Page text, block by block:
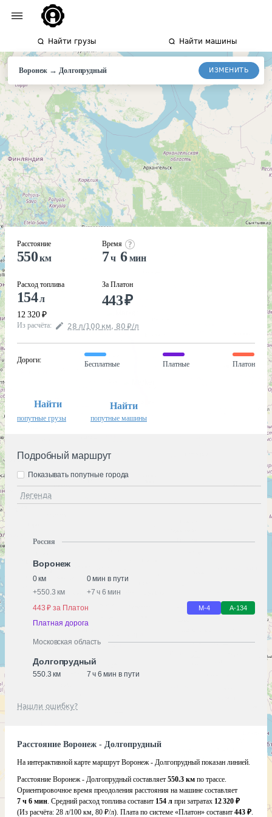
Найти грузы Найти машины
Воронеж →Долгопрудный ИЗМЕНИТЬ
Расстояние
550км
Расход топлива
154л
12 320 ₽
Время
7ч 6мин
За Платон
443₽
Из расчёта: 28 л/100 км, 80 ₽/л
Дороги:
Бесплатные Платные Платон
Найти
попутные грузы
Найти
попутные машины
Подробный маршрут
Легенда
Показывать попутные города
Россия
Воронеж
0 км
0 мин в пути
+550.3 км +7 ч 6 мин
443 ₽ за Платон
М-4 А-134
Платная дорога
Московская область
Долгопрудный
550.3 км 7 ч 6 мин в пути
Нашли ошибку?
Расстояние Воронеж - Долгопрудный
На интерактивной карте маршрут Воронеж - Долгопрудный показан линией.
Расстояние Воронеж - Долгопрудный составляет 550.3 км по трассе.
Ориентировочное время преодоления расстояния на машине составляет
7 ч 6 мин. Средний расход топлива составит 154 л при затратах 12 320 ₽
(Из расчёта: 28 л/100 км, 80 ₽/л). Плата по системе «Платон» составит 443 ₽.